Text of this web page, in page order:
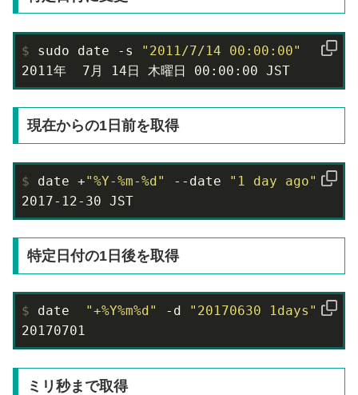
$ sudo date -s
"2011/7/14 00:00:00"
2011年  7月 14日 木曜日 00:00:00 JST
現在からの1日前を取得
$ date +"%Y-%m-%d" --date
"1 day ago"
2017-12-30 JST
特定日付の1日後を取得
$ date "+%Y%m%d" -d
"20170630 1days"
20170701
ミリ秒まで取得